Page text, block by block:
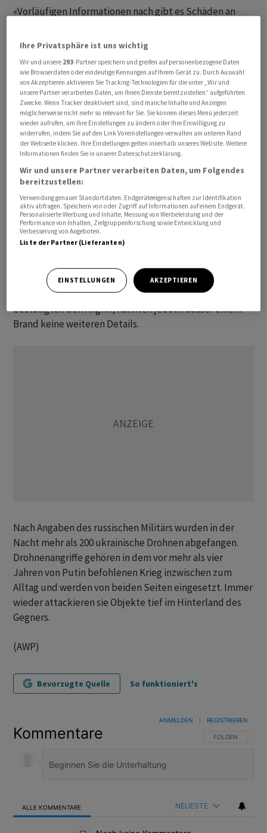
«Vorläufigen Informationen nach gibt es Schäden an
Gouverneur von Saratow, Roman Bussargin, auf
Telegram. Details nannte er nicht. Die Raffinerie in
Saratow gehört zum staatlichen Ölkonzern Rosneft, der
unter der Leitung von Igor Setschin steht, einem engen
Vertrauten von Kremlchef Wladimir Putin. Bereits in der
Vergangenheit war die Anlage Ziel ukrainischer Angriffe.
Der Gouverneur von Rostow, Juri Sljussar, bestätigte
auf Telegram, den Brand eines Öllagers bei Taganrog im
Landkreis Matwejew-Kurgan. Die Löscharbeiten hielten
Ukrainische Drohnen trafen zudem einen
Verteilerpunkt einer Erdöl-Pipeline in der Region Kirow,
knapp 800 Kilometer östlich von Moskau, wie das
Erdöl aus Sibirien zu den russischen Ostseehäfen sowie
nach Belarus transportiert. Die russischen Behörden
bestätigten den Angriff, nannten jedoch ausser einem
Brand keine weiteren Details.
Nach Angaben des russischen Militärs wurden in der
Nacht mehr als 200 ukrainische Drohnen abgefangen.
Drohnenangriffe gehören in dem vor mehr als vier
Jahren von Putin befohlenen Krieg inzwischen zum
Alltag und werden von beiden Seiten eingesetzt. Immer
wieder attackieren sie Objekte tief im Hinterland des
Gegners.
(AWP)
Bevorzugte Quelle So funktioniert's
Kommentare FOLGE DIESER
FOLGEN
ANMELDEN REGISTRIEREN
ALLE KOMMENTARE NEUESTE
Ihre Privatsphäre ist uns wichtig
Wir und unsere 293-Partner speichern und greifen auf personenbezogene Daten
wie Browserdaten oder eindeutige Kennungen auf Ihrem Gerät zu. Durch Auswahl
von Akzeptieren aktivieren Sie Tracking-Technologien für die unter „Wir und
unsere Partner verarbeiten Daten, um Ihnen Dienste bereitzustellen“ aufgeführten
Zwecke. Wenn Tracker deaktiviert sind, sind manche Inhalte und Anzeigen
möglicherweise nicht mehr so relevant für Sie. Sie können dieses Menü jederzeit
wieder aufrufen, um Ihre Einstellungen zu ändern oder Ihre Einwilligung zu
widerrufen, indem Sie auf den Link Voreinstellungen verwalten am unteren Rand
der Webseite klicken. Ihre Einstellungen gelten innerhalb unseres Website. Weitere
Informationen finden Sie in unserer Datenschutzerklärung.
Wir und unsere Partner verarbeiten Daten, um Folgendes
bereitzustellen:
Verwendung genauer Standortdaten. Endgeräteeigenschaften zur Identifikation
aktiv abfragen. Speichern von oder Zugriff auf Informationen auf einem Endgerät.
Personalisierte Werbung und Inhalte, Messung von Werbeleistung und der
Performance von Inhalten, Zielgruppenforschung sowie Entwicklung und
Verbesserung von Angeboten.
Liste der Partner (Lieferanten)
EINSTELLUNGEN AKZEPTIEREN